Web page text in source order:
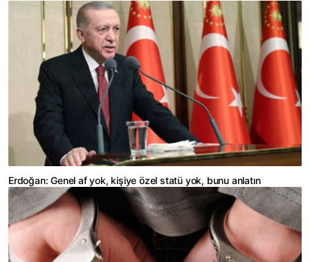
Erdoğan: Genel af yok, kişiye özel statü yok, bunu anlatın